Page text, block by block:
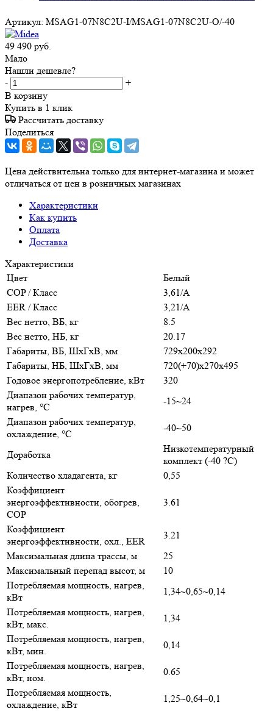
Артикул: MSAG1-07N8C2U-I/MSAG1-07N8C2U-O/-40
49 490 руб.
Мало
Нашли дешевле?
-
+
В корзину
Купить в 1 клик
Рассчитать доставку
Поделиться
Цена действительна только для интернет-магазина и может
отличаться от цен в розничных магазинах
Характеристики
Как купить
Оплата
Доставка
Характеристики
Цвет
Белый
COP / Класс
3,61/A
EER / Класс
3,21/A
Вес нетто, ВБ, кг
8.5
Вес нетто, НБ, кг
20.17
Габариты, ВБ, ШхГхВ, мм
729x200x292
Габариты, НБ, ШхГхВ, мм
720(+70)x270x495
Годовое энергопотребление, кВт
320
Диапазон рабочих температур,
нагрев, °C
-15~24
Диапазон рабочих температур,
охлаждение, °C
-40~50
Доработка
Низкотемпературный
комплект (-40 ?С)
Количество хладагента, кг
0,55
Коэффициент
энергоэффективности, обогрев,
COP
3.61
Коэффициент
энергоэффективности, охл., EER
3.21
Максимальная длина трассы, м
25
Максимальный перепад высот, м
10
Потребляемая мощность, нагрев,
кВт
1,34~0,65~0,14
Потребляемая мощность, нагрев,
кВт, макс.
1,34
Потребляемая мощность, нагрев,
кВт, мин.
0,14
Потребляемая мощность, нагрев,
кВт, ном.
0.65
Потребляемая мощность,
охлаждение, кВт
1,25~0,64~0,1